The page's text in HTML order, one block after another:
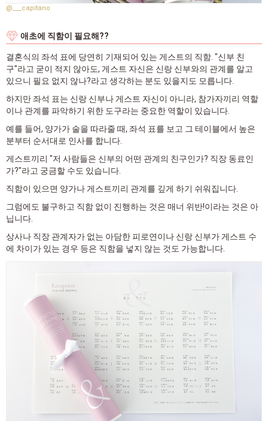
@___capitano
애초에 직함이 필요해??
결혼식의 좌석 표에 당연히 기재되어 있는 게스트의 직함. "신부 친
구"라고 굳이 적지 않아도, 게스트 자신은 신랑 신부와의 관계를 알고
있으니 필요 없지 않나?라고 생각하는 분도 있을지도 모릅니다.
하지만 좌석 표는 신랑 신부나 게스트 자신이 아니라, 참가자끼리 역할
이나 관계를 파악하기 위한 도구라는 중요한 역할이 있습니다.
예를 들어, 양가가 술을 따라줄 때, 좌석 표를 보고 그 테이블에서 높은
분부터 순서대로 인사를 합니다.
게스트끼리 "저 사람들은 신부의 어떤 관계의 친구인가? 직장 동료인
가?"라고 궁금할 수도 있습니다.
직함이 있으면 양가나 게스트끼리 관계를 깊게 하기 쉬워집니다.
그럼에도 불구하고 직함 없이 진행하는 것은 매너 위반!이라는 것은 아
닙니다.
상사나 직장 관계자가 없는 아담한 피로연이나 신랑 신부가 게스트 수
에 차이가 있는 경우 등은 직함을 넣지 않는 것도 가능합니다.